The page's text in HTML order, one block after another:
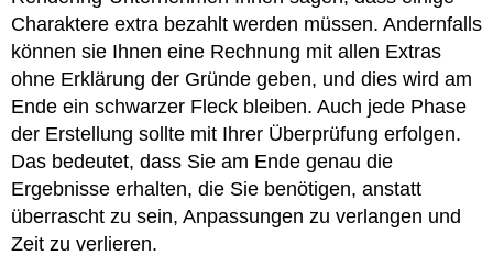
Charaktere extra bezahlt werden müssen. Andernfalls
können sie Ihnen eine Rechnung mit allen Extras
ohne Erklärung der Gründe geben, und dies wird am
Ende ein schwarzer Fleck bleiben. Auch jede Phase
der Erstellung sollte mit Ihrer Überprüfung erfolgen.
Das bedeutet, dass Sie am Ende genau die
Ergebnisse erhalten, die Sie benötigen, anstatt
überrascht zu sein, Anpassungen zu verlangen und
Zeit zu verlieren.